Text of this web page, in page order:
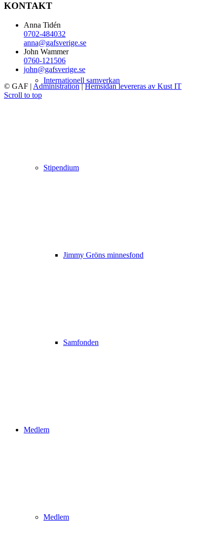
Internationell samverkan
Stipendium
Jimmy Gröns minnesfond
Samfonden
Medlem
Medlem
KONTAKT
Anna Tidén
0702-484032
anna@gafsverige.se
John Wammer
0760-121506
john@gafsverige.se
© GAF | Administration |Hemsidan levereras av Kust IT
Scroll to top